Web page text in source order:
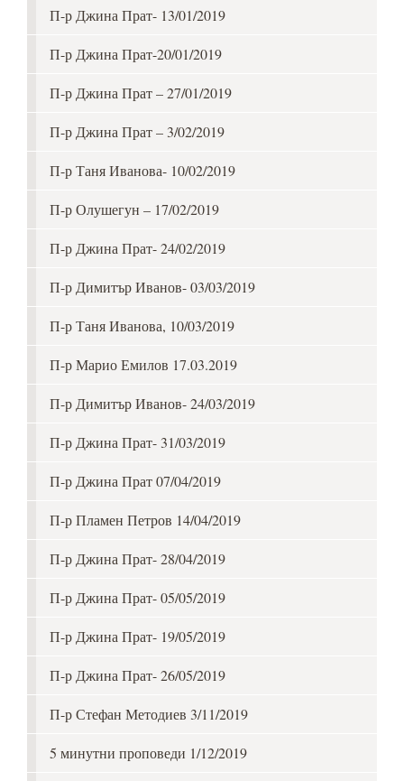
П-р Джина Прат- 13/01/2019
П-р Джина Прат-20/01/2019
П-р Джина Прат – 27/01/2019
П-р Джина Прат – 3/02/2019
П-р Таня Иванова- 10/02/2019
П-р Олушегун – 17/02/2019
П-р Джина Прат- 24/02/2019
П-р Димитър Иванов- 03/03/2019
П-р Таня Иванова, 10/03/2019
П-р Марио Емилов 17.03.2019
П-р Димитър Иванов- 24/03/2019
П-р Джина Прат- 31/03/2019
П-р Джина Прат 07/04/2019
П-р Пламен Петров 14/04/2019
П-р Джина Прат- 28/04/2019
П-р Джина Прат- 05/05/2019
П-р Джина Прат- 19/05/2019
П-р Джина Прат- 26/05/2019
П-р Стефан Методиев 3/11/2019
5 минутни проповеди 1/12/2019